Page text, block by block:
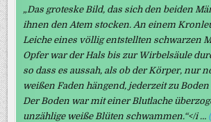
„Das groteske Bild, das sich den beiden
ihnen den Atem stocken. An einem
Leiche eines völlig entstellten schwarzen
Opfer war der Hals bis zur Wirbelsäule
so dass es aussah, als ob der Körper, nur
weißen Faden hängend, jederzeit zu
Der Boden war mit einer Blutlache
unzählige weiße Blüten schwammen.“</i …